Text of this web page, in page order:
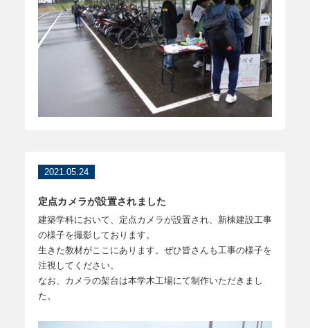
2021.05.24
定点カメラが設置されました
建築学科において、定点カメラが設置され、新棟建設工事
の様子を撮影しております。
生きた教材がここにあります。ぜひ皆さんも工事の様子を
注視してください。
なお、カメラの架台は本学木工場にて制作いただきまし
た。